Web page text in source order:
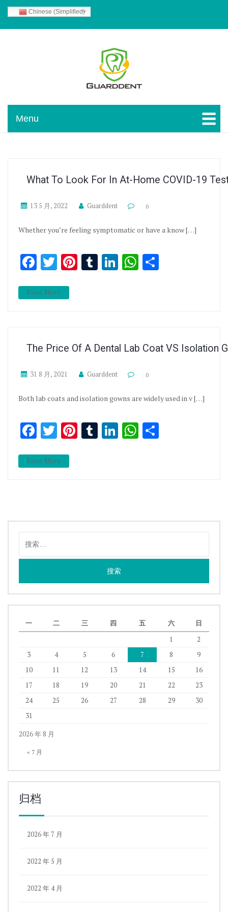
Skip To Content
Chinese (Simplified)
Guarddent Blog
Menu
What To Look For In At-Home COVID-19
13 5 月, 2022 Guarddent 0
Whether you’re feeling symptomatic or have a know […]
Facebook
Twitter
Pinterest
Tumblr
LinkedIn
WhatsApp
Read More
The Price Of A Dental Lab Coat VS Isolation
31 8 月, 2021 Guarddent 0
Both lab coats and isolation gowns are widely used in v […]
Facebook
Twitter
Pinterest
Tumblr
LinkedIn
WhatsApp
Read More
索：
2026 年 8 月
一 二 三 四 五 六
日
1
2
3
4 5 6 7 8
9
10
11 12 13 14 15
16
17
18 19 20 21 22
23
24
25 26 27 28 29
30
31
« 7 月
归档
2026 年 7 月
2022 年 5 月
2022 年 4 月